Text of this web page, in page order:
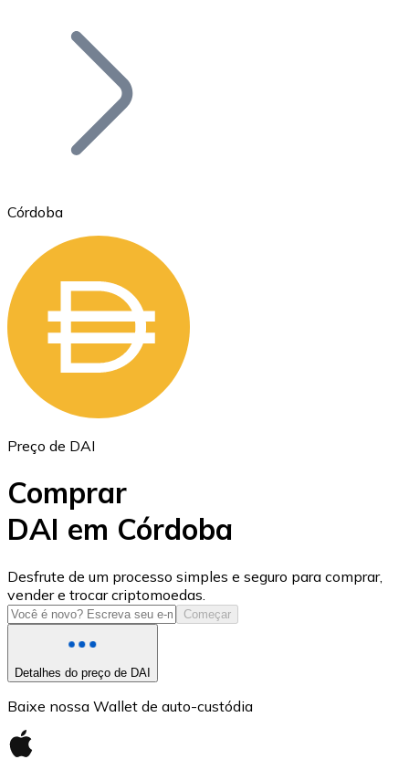
Bitcoin
ETH
USD Coin
USDC
Córdoba
Preço de DAI
Comprar
DAI em Córdoba
Desfrute de um processo simples e seguro para comprar,
vender e trocar criptomoedas.
Começar
Detalhes do preço de DAI
Baixe nossa Wallet de auto-custódia